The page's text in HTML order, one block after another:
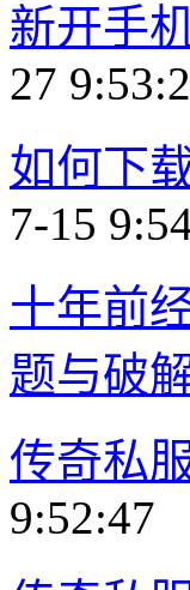
新开手
27
如何下
7-15
十年前
题与破
传奇私
9:52:47